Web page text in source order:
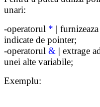
unari:
-operatorul * |
indicate de pointer;
-operatorul & | extrage
unei alte variabile;
Exemplu: